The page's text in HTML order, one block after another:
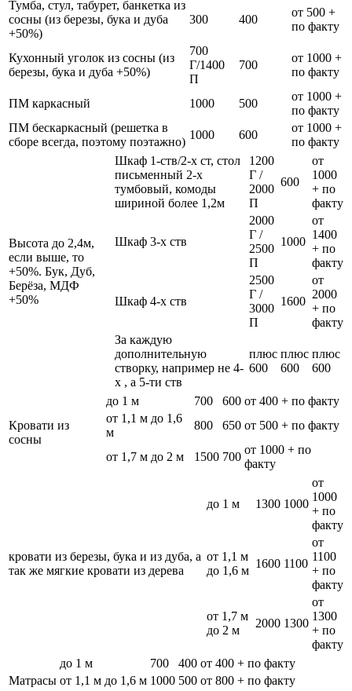
Тумба, стул, табурет, банкетка из
сосны (из березы, бука и дуба
+50%)
300 400
от 500 +
по факту
Кухонный уголок из сосны (из
березы, бука и дуба +50%)
700
Г/1400
П
700
от 1000 +
по факту
ПМ каркасный 1000 500
от 1000 +
по факту
ПМ бескаркасный (решетка в
сборе всегда, поэтому поэтажно)
1000 600
от 1000 +
по факту
Высота до 2,4м,
если выше, то
+50%. Бук, Дуб,
Берёза, МДФ
+50%
Шкаф 1-ств/2-х ст, стол
письменный 2-х
тумбовый, комоды
шириной более 1,2м
1200
Г /
2000
П
600
от
1000
+ по
факту
Шкаф 3-х ств
2000
Г /
2500
П
1000
от
1400
+ по
факту
Шкаф 4-х ств
2500
Г /
3000
П
1600
от
2000
+ по
факту
За каждую
дополнительную
створку, например не 4-
х , а 5-ти ств
плюс
600
плюс
600
плюс
600
Кровати из
сосны
до 1 м 700 600 от 400 + по факту
от 1,1 м до 1,6
м
800 650 от 500 + по факту
от 1,7 м до 2 м 1500 700
от 1000 + по
факту
кровати из березы, бука и из дуба, а
так же мягкие кровати из дерева
до 1 м 1300 1000
от
1000
+ по
факту
от 1,1 м
до 1,6 м
1600 1100
от
1100
+ по
факту
от 1,7 м
до 2 м
2000 1300
от
1300
+ по
факту
Матрасы
до 1 м 700 400 от 400 + по факту
от 1,1 м до 1,6 м 1000 500 от 800 + по факту